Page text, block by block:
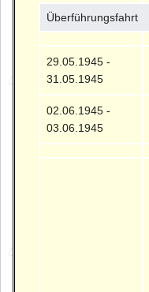
Überführungsfahrt
29.05.1945 -
31.05.1945
02.06.1945 -
03.06.1945